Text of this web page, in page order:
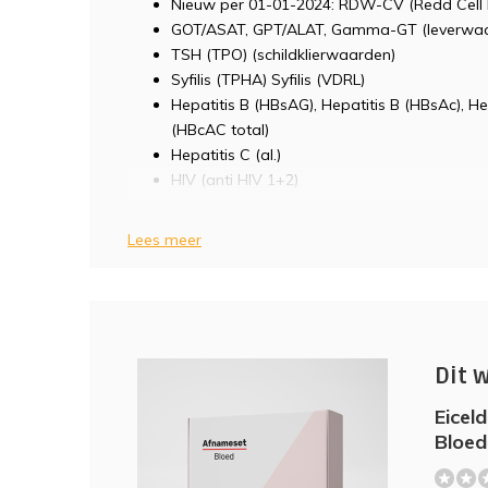
Nieuw per 01-01-2024: RDW-CV (Redd
GOT/ASAT, GPT/ALAT, Gamma-GT
TSH (TPO) (schildklierwaarden)
Syfilis (TPHA) Syfilis (VDRL)
Hepatitis B (HBsAG), Hepatitis B (HBsAc),
(HBcAC total)
Hepatitis C (al.)
HIV (anti HIV 1+2)
buitenlandse patiënten. Bloedwaardentest
Nederland je bloed laten onderzoek als je
Je kunt tijdens het bestelproces bij
Engelstalige uitslag, zodat je hiermee naar
Lees meer
Dit
(0)